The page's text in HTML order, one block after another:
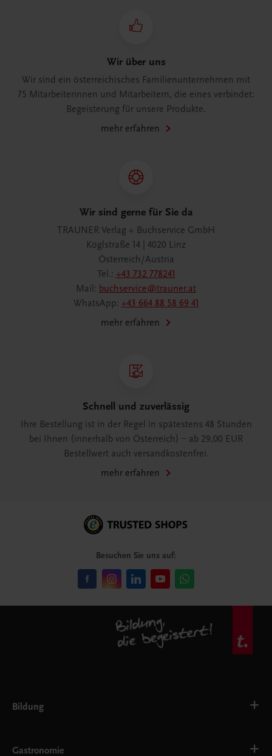
Wir über uns
Wir sind ein österreichisches Familienunternehmen mit
75 Mitarbeiterinnen und Mitarbeitern, die eines verbindet:
Begeisterung für unsere Produkte.
mehr erfahren
Wir sind gerne für Sie da
TRAUNER Verlag + Buchservice GmbH
Köglstraße 14 | 4020 Linz
Österreich/Austria
Tel.: +43 732 778241
Mail: buchservice@trauner.at
WhatsApp: +43 664 88 58 69 41
mehr erfahren
Schnell und zuverlässig
Ihre Bestellung ist in der Regel in spätestens 48 Stunden
bei Ihnen (innerhalb von Österreich) – ab 29,00 EUR
Bestellwert auch versandkostenfrei.
mehr erfahren
Besuchen Sie uns auf:
Bildung
AHS
Gastronomie